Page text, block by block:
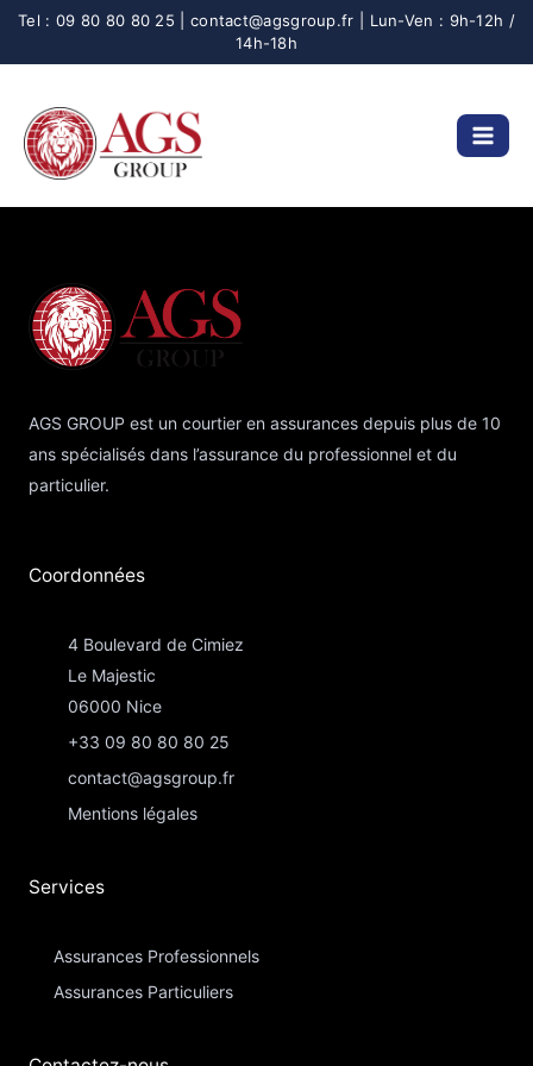
Aller
AGS GROUP est un courtier en assurances depuis plus de 10
ans spécialisés dans l’assurance du professionnel et du
particulier.
Coordonnées​
4 Boulevard de Cimiez
Le Majestic
06000 Nice
+33 09 80 80 80 25
contact@agsgroup.fr
Mentions légales
Services
Assurances Professionnels
Assurances Particuliers​